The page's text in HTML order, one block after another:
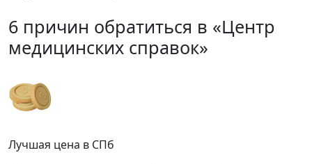
6 причин обратиться в «Центр
медицинских справок»
Лучшая цена в СПб